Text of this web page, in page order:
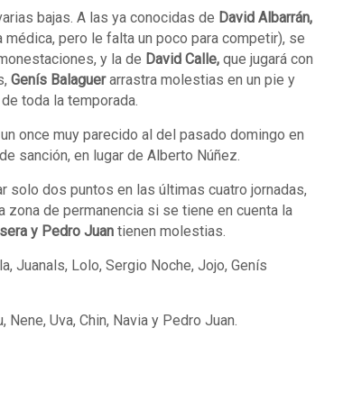
bajas. A las ya conocidas de David Albarrán,
médica, pero le falta un poco para competir), se
y la de David Calle, que jugará con
Genís Balaguerarrastra molestias en un pie y
toda la temporada.
once muy parecido al del pasado domingo en
sanción, en lugar de Alberto Núñez.
solo dos puntos en las últimas cuatro jornadas,
de permanencia si se tiene en cuenta la
y Pedro Juan tienen molestias.
Juanals, Lolo, Sergio Noche, Jojo, Genís
Nene, Uva, Chin, Navia y Pedro Juan.